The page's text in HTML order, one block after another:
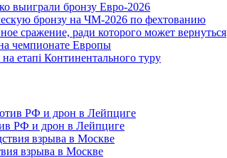
выиграли бронзу Евро-2026
бронзу на ЧМ-2026 по фехтованию
сражение, ради которого может вернуться
чемпионате Европы
етапі Континентального туру
РФ и дрон в Лейпциге
взрыва в Москве